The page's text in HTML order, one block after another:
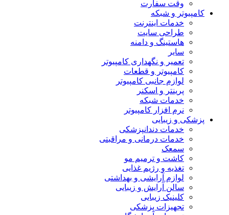
وقت سفارت
کامپیوتر و شبکه
خدمات اینترنت
طراحی سایت
هاستینگ و دامنه
سایر
تعمیر و نگهداری کامپیوتر
کامپیوتر و قطعات
لوازم جانبی کامپیوتر
پرینتر و اسکنر
خدمات شبکه
نرم افزار کامپیوتر
پزشکی و زیبایی
خدمات دندانپزشکی
خدمات درمانی و مراقبتی
سمعک
کاشت و ترمیم مو
تغذیه و رژیم غذایی
لوازم آرایشی و بهداشتی
سالن آرایش و زیبایی
کلینیک زیبایی
تجهیزات پزشکی